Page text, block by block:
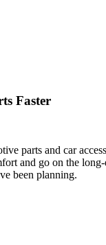
Faster
parts and car
and go on the
been planning.